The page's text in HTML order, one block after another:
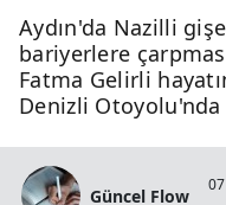
Aydın'da Nazilli
bariyerlere
Fatma Gelirli
Denizli
Güncel Flow